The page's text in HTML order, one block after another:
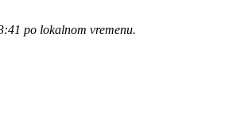
po lokalnom vremenu.